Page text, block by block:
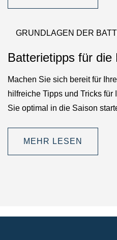
GRUNDLAGEN DER
Batterietipps für die
Machen Sie sich bereit für
hilfreiche Tipps und Tricks für
Sie optimal in die Saison
MEHR LESEN